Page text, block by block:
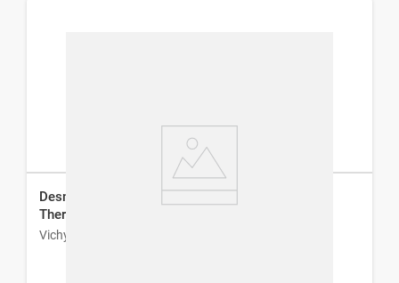
Desmaquillante de Ojos Bifásico Vichy Purete
Thermal x 100 ml
Vichy